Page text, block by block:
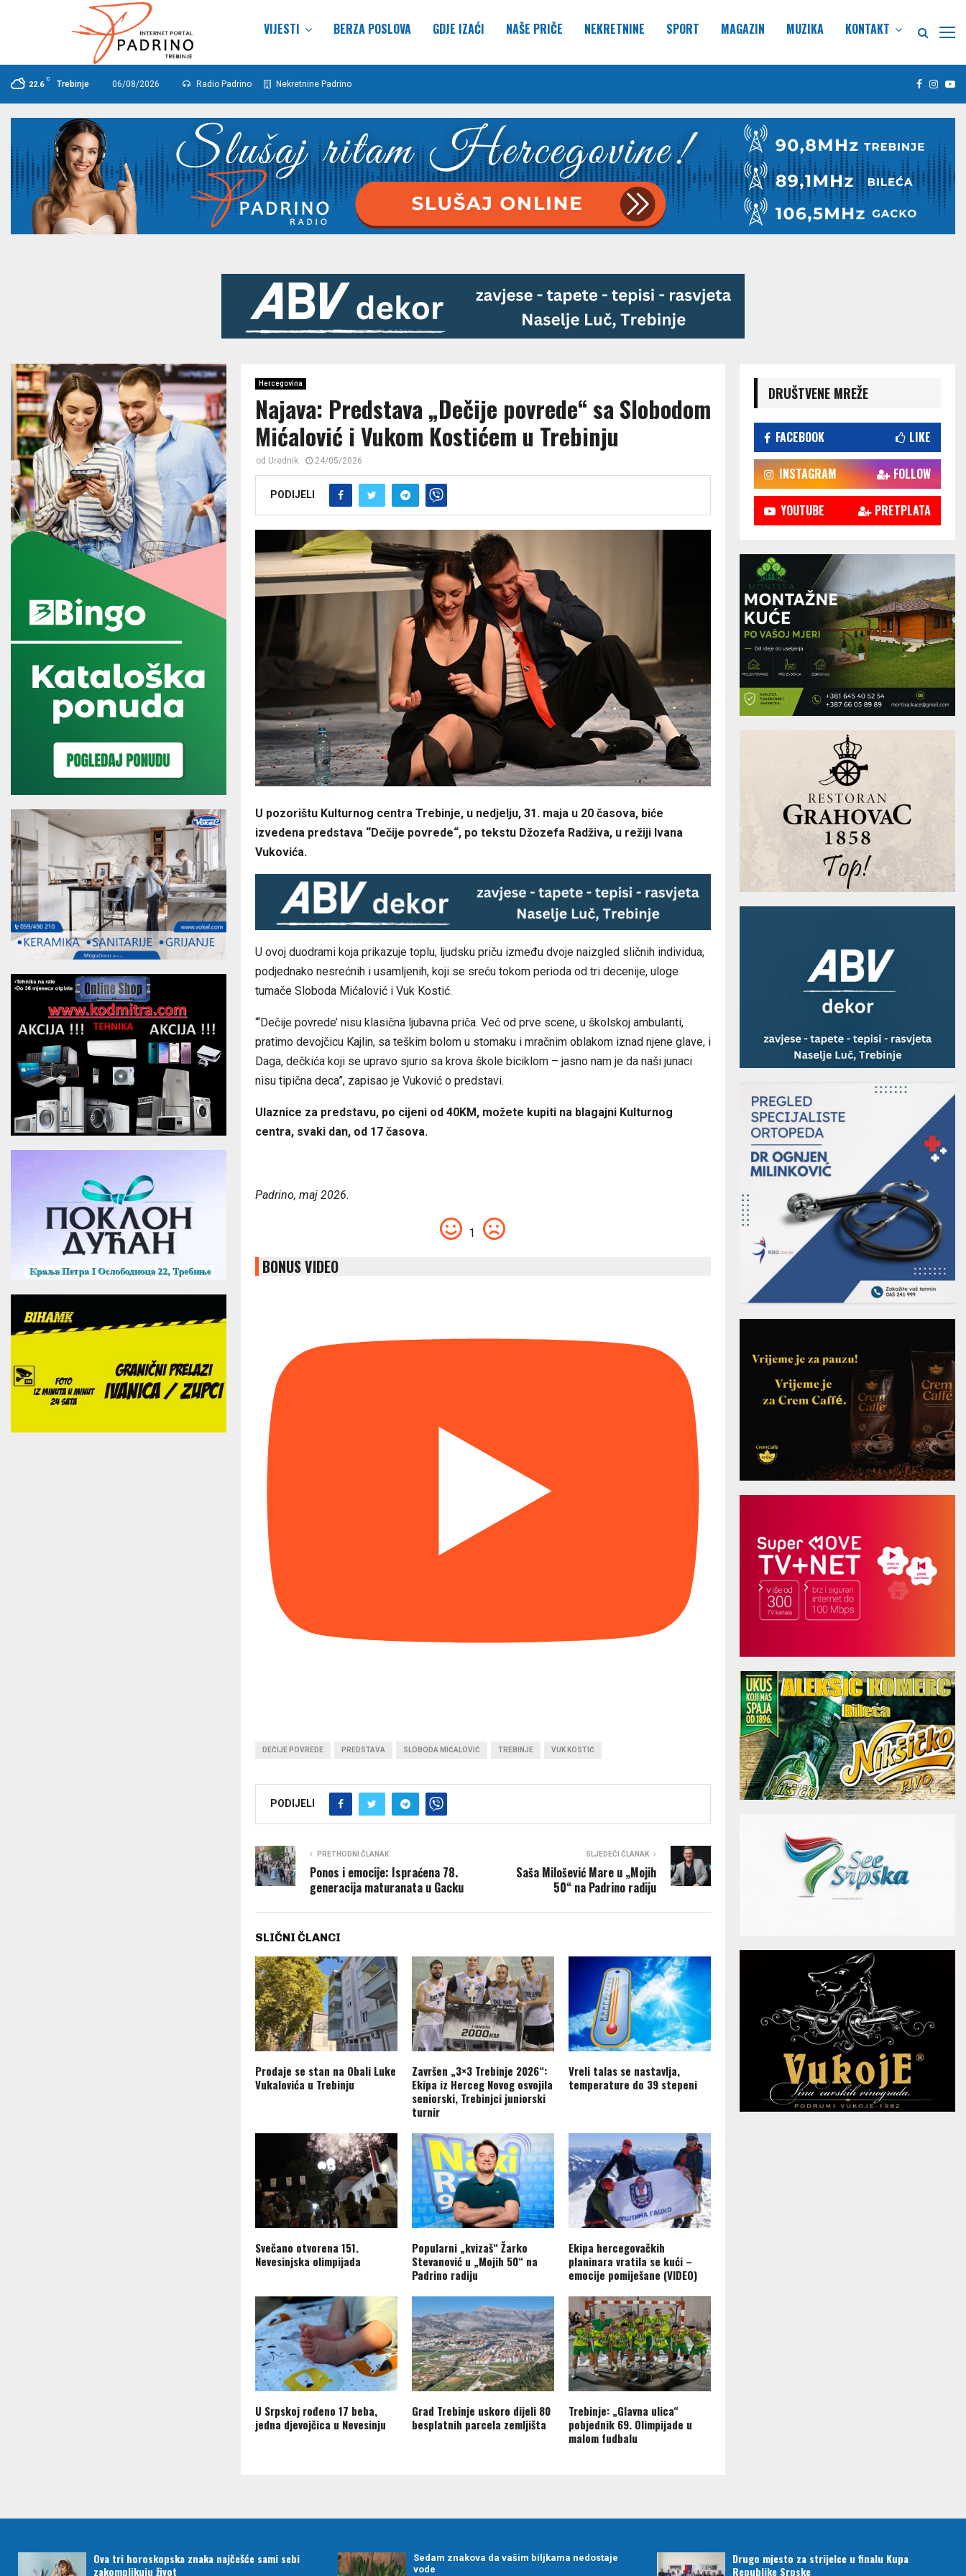
VIJESTI BERZA POSLOVA GDJE IZAĆI NAŠE PRIČE NEKRETNINE SPORT MAGAZIN MUZIKA KONTAKT
22.6
C
Trebinje 06/08/2026 Radio Padrino Nekretnine Padrino Facebook
Hercegovina
Najava: Predstava „Dečije povrede“ sa Slobodom
Mićalović i Vukom Kostićem u Trebinju
od Urednik 24/05/2026
PODIJELI
U pozorištu Kulturnog centra Trebinje, u ned‌jelju, 31. maja u 20 časova, biće
izvedena predstava “Dečije povrede“, po tekstu Džozefa Radživa, u režiji Ivana
Vukovića.
U ovoj duodrami koja prikazuje toplu, ljudsku priču između dvoje naizgled sličnih individua,
pod‌jednako nesrećnih i usamljenih, koji se sreću tokom perioda od tri decenije, uloge
tumače Sloboda Mićalović i Vuk Kostić.
“‘Dečije povrede’ nisu klasična ljubavna priča. Već od prve scene, u školskoj ambulanti,
pratimo devojčicu Kajlin, sa teškim bolom u stomaku i mračnim oblakom iznad njene glave, i
Daga, dečkića koji se upravo sjurio sa krova škole biciklom – jasno nam je da naši junaci
nisu tipična deca”, zapisao je Vuković o predstavi.
Ulaznice za predstavu, po cijeni od 40KM, možete kupiti na blagajni Kulturnog
centra, svaki dan, od 17 časova.
Padrino, maj 2026.
1
BONUS VIDEO
DEČIJE POVREDE PREDSTAVA SLOBODA MIĆALOVIĆ TREBINJE VUK KOSTIĆ
PODIJELI
PRETHODNI ČLANAK
Ponos i emocije: Ispraćena 78.
generacija maturanata u Gacku
SLJEDEĆI ČLANAK
Saša Milošević Mare u „Mojih
50“ na Padrino radiju
SLIČNI ČLANCI
Prodaje se stan na Obali Luke
Vukalovića u Trebinju
Završen „3×3 Trebinje 2026“:
Ekipa iz Herceg Novog osvojila
seniorski, Trebinjci juniorski
turnir
Vreli talas se nastavlja,
temperature do 39 stepeni
Svečano otvorena 151.
Nevesinjska olimpijada
Popularni „kvizaš“ Žarko
Stevanović u „Mojih 50“ na
Padrino radiju
Ekipa hercegovačkih
planinara vratila se kući –
emocije pomiješane (VIDEO)
U Srpskoj rođeno 17 beba,
jedna djevojčica u Nevesinju
Grad Trebinje uskoro dijeli 80
besplatnih parcela zemljišta
Trebinje: „Glavna ulica“
pobjednik 69. Olimpijade u
malom fudbalu
DRUŠTVENE MREŽE
FACEBOOK LIKE
INSTAGRAM FOLLOW
YOUTUBE PRETPLATA
Ova tri horoskopska znaka najčešće sami sebi
zakomplikuju život
Sedam znakova da vašim biljkama nedostaje
vode
Drugo mjesto za strijelce u finalu Kupa
Republike Srpske